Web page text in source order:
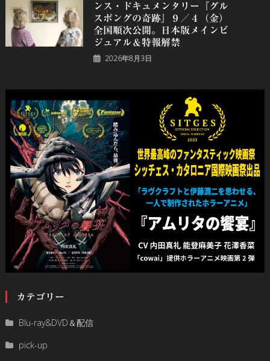
ンス・ドキュメンタリー『グル
スポングの奇跡』９／４（金）
全国順次公開。日本版メインビ
ジュアル＆特報解禁
2026年8月3日
カテゴリー
Blu-ray&DVD＆配信
pick-up